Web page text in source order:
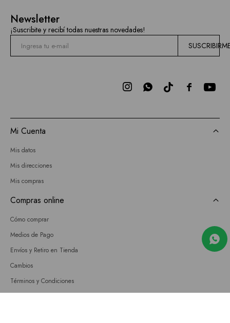
Newsletter
¡Suscribite y recibí todas nuestras novedades!

 
Mi Cuenta
Mis datos
Mis direcciones
Mis compras
Compras online
Cómo comprar
Medios de Pago
Envíos y Retiro en Tienda
Cambios
Términos y Condiciones